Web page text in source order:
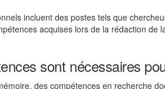
incluent des postes tels que
acquises lors de la rédaction
sont nécessaires
des compétences en recherche